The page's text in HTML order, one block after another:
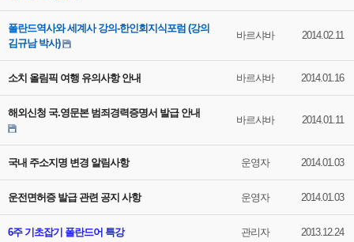
폴란드역사와 세계사 강의-한인회지식포럼 (강의
김규남 박사)
바르샤바 2014.02.11
소치 올림픽 여행 유의사항 안내 바르샤바 2014.01.16
해외신청 국.영문본 범죄경력증명서 발급 안내
바르샤바 2014.01.11
국내 주소지명 변경 알림사항 운영자 2014.01.03
운전면허증 발급 관련 공지 사항 운영자 2014.01.03
6주 기초잡기 폴란드어 특강 관리자 2013.12.24